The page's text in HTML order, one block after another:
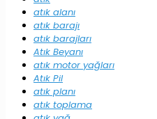
atık alanı
atık barajı
atık barajları
Atık Beyanı
atık motor yağları
Atık Pil
atık planı
atık toplama